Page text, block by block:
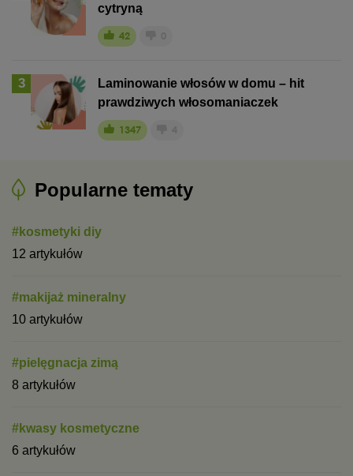
cytryną
42
3
Laminowanie włosów w domu – hit
prawdziwych włosomaniaczek
1347
Popularne tematy
#kosmetyki diy
12 artykułów
#makijaż mineralny
10 artykułów
#pielęgnacja zimą
8 artykułów
#kwasy kosmetyczne
6 artykułów